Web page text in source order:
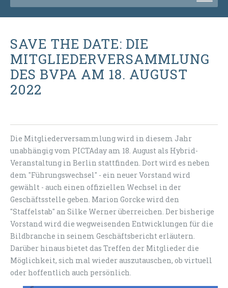
SAVE THE DATE: DIE
MITGLIEDERVERSAMMLUNG
DES BVPA AM 18. AUGUST
2022
Die Mitgliederversammlung wird in diesem Jahr
unabhängig vom PICTAday am 18. August als Hybrid-
Veranstaltung in Berlin stattfinden. Dort wird es neben
dem "Führungswechsel" - ein neuer Vorstand wird
gewählt - auch einen offiziellen Wechsel in der
Geschäftsstelle geben. Marion Gorcke wird den
"Staffelstab" an Silke Werner überreichen. Der bisherige
Vorstand wird die wegweisenden Entwicklungen für die
Bildbranche in seinem Geschäftsbericht erläutern.
Darüber hinaus bietet das Treffen der Mitglieder die
Möglichkeit, sich mal wieder auszutauschen, ob virtuell
oder hoffentlich auch persönlich.